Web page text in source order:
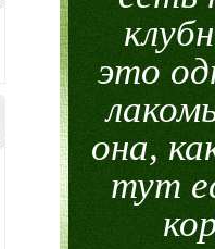
это
она,
тут